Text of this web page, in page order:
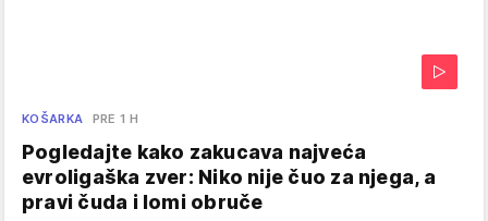
KOŠARKA PRE 1 H
Pogledajte kako zakucava najveća
evroligaška zver: Niko nije čuo za njega, a
pravi čuda i lomi obruče